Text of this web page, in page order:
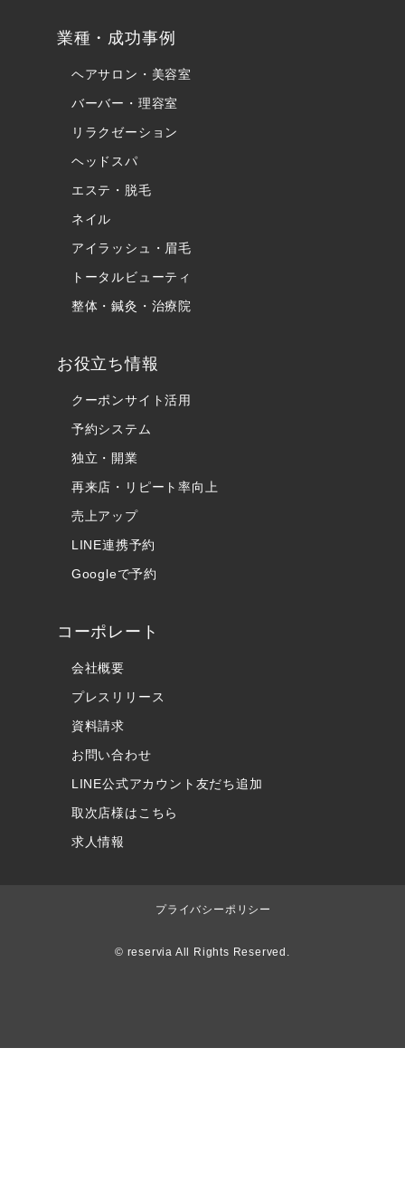
業種・成功事例
ヘアサロン・美容室
バーバー・理容室
リラクゼーション
ヘッドスパ
エステ・脱毛
ネイル
アイラッシュ・眉毛
トータルビューティ
整体・鍼灸・治療院
お役立ち情報
クーポンサイト活用
予約システム
独立・開業
再来店・リピート率向上
売上アップ
LINE連携予約
Googleで予約
コーポレート
会社概要
プレスリリース
資料請求
お問い合わせ
LINE公式アカウント友だち追加
取次店様はこちら
求人情報
プライバシーポリシー
© reservia All Rights Reserved.